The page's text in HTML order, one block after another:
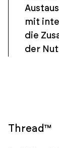
mit
die
der
Thread™